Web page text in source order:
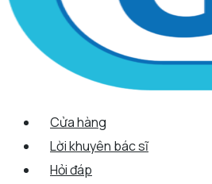
Cửa hàng
Lời khuyên bác sĩ
Hỏi đáp